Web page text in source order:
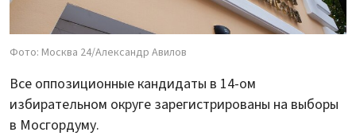
Фото: Москва 24/Александр Авилов
Все оппозиционные кандидаты в 14-ом
избирательном округе зарегистрированы на выборы
в Мосгордуму.